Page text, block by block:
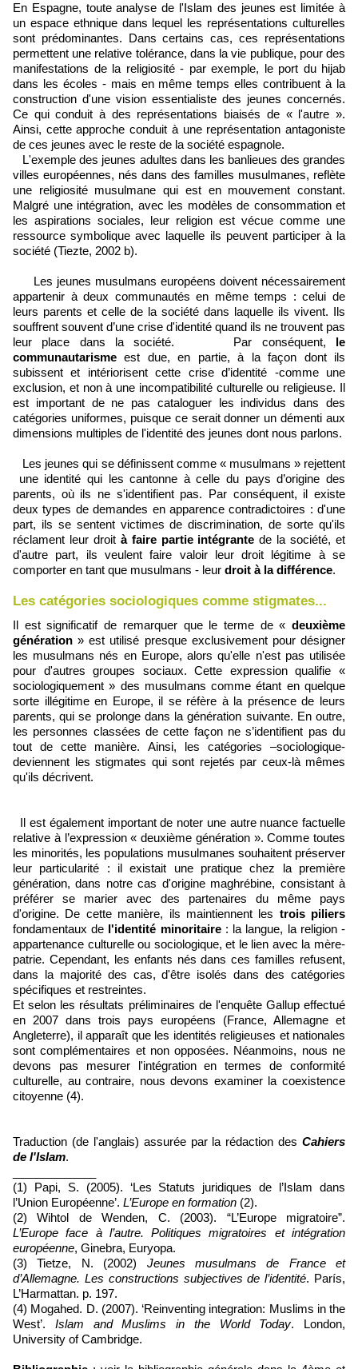
En Espagne, toute analyse de l'Islam des jeunes est limitée à
un espace ethnique dans lequel les représentations culturelles
sont prédominantes. Dans certains cas, ces représentations
permettent une relative tolérance, dans la vie publique, pour des
manifestations de la religiosité - par exemple, le port du hijab
dans les écoles - mais en même temps elles contribuent à la
construction d'une vision essentialiste des jeunes concernés.
Ce qui conduit à des représentations biaisés de « l'autre ».
Ainsi, cette approche conduit à une représentation antagoniste
de ces jeunes avec le reste de la société espagnole.
L'exemple des jeunes adultes dans les banlieues des grandes
villes européennes, nés dans des familles musulmanes, reflète
une religiosité musulmane qui est en mouvement constant.
Malgré une intégration, avec les modèles de consommation et
les aspirations sociales, leur religion est vécue comme une
ressource symbolique avec laquelle ils peuvent participer à la
société (Tiezte, 2002 b).
Les jeunes musulmans européens doivent nécessairement
appartenir à deux communautés en même temps : celui de
leurs parents et celle de la société dans laquelle ils vivent. Ils
souffrent souvent d’une crise d'identité quand ils ne trouvent pas
leur place dans la société. Par conséquent, le
communautarisme est due, en partie, à la façon dont ils
subissent et intériorisent cette crise d’identité -comme une
exclusion, et non à une incompatibilité culturelle ou religieuse. Il
est important de ne pas cataloguer les individus dans des
catégories uniformes, puisque ce serait donner un démenti aux
dimensions multiples de l'identité des jeunes dont nous parlons.
Les jeunes qui se définissent comme « musulmans » rejettent
une identité qui les cantonne à celle du pays d’origine des
parents, où ils ne s'identifient pas. Par conséquent, il existe
deux types de demandes en apparence contradictoires : d'une
part, ils se sentent victimes de discrimination, de sorte qu'ils
réclament leur droit à faire partie intégrante de la société, et
d'autre part, ils veulent faire valoir leur droit légitime à se
comporter en tant que musulmans - leur droit à la différence.
Les catégories sociologiques comme stigmates...
Il est significatif de remarquer que le terme de « deuxième
génération» est utilisé presque exclusivement pour désigner
les musulmans nés en Europe, alors qu'elle n'est pas utilisée
pour d'autres groupes sociaux. Cette expression qualifie «
sociologiquement » des musulmans comme étant en quelque
sorte illégitime en Europe, il se réfère à la présence de leurs
parents, qui se prolonge dans la génération suivante. En outre,
les personnes classées de cette façon ne s’identifient pas du
tout de cette manière. Ainsi, les catégories –sociologique-
deviennent les stigmates qui sont rejetés par ceux-là mêmes
qu'ils décrivent.
Il est également important de noter une autre nuance factuelle
relative à l’expression « deuxième génération ». Comme toutes
les minorités, les populations musulmanes souhaitent préserver
leur particularité : il existait une pratique chez la première
génération, dans notre cas d'origine maghrébine, consistant à
préférer se marier avec des partenaires du même pays
d'origine. De cette manière, ils maintiennent les trois piliers
fondamentaux de l'identité minoritaire : la langue, la religion -
appartenance culturelle ou sociologique, et le lien avec la mère-
patrie. Cependant, les enfants nés dans ces familles refusent,
dans la majorité des cas, d'être isolés dans des catégories
spécifiques et restreintes.
Et selon les résultats préliminaires de l'enquête Gallup effectué
en 2007 dans trois pays européens (France, Allemagne et
Angleterre), il apparaît que les identités religieuses et nationales
sont complémentaires et non opposées. Néanmoins, nous ne
devons pas mesurer l'intégration en termes de conformité
culturelle, au contraire, nous devons examiner la coexistence
citoyenne (4).
Traduction (de l'anglais) assurée par la rédaction des Cahiers
de l'Islam.
(1) Papi, S. (2005). ‘Les Statuts juridiques de l’Islam dans
l’Union Européenne’. L’Europe en formation (2).
(2) Wihtol de Wenden, C. (2003). “L’Europe migratoire”.
L’Europe face à l’autre. Politiques migratoires et intégration
européenne, Ginebra, Euryopa.
(3) Tietze, N. (2002) Jeunes musulmans de France et
d’Allemagne. Les constructions subjectives de l’identité. París,
L’Harmattan. p. 197.
(4) Mogahed. D. (2007). ‘Reinventing integration: Muslims in the
West’. Islam and Muslims in the World Today. London,
University of Cambridge.